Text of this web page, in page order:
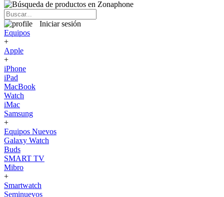
Iniciar sesión
Equipos
+
Apple
+
iPhone
iPad
MacBook
Watch
iMac
Samsung
+
Equipos Nuevos
Galaxy Watch
Buds
SMART TV
Mibro
+
Smartwatch
Seminuevos